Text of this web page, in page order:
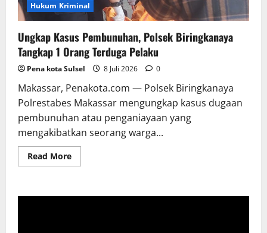
Hukum Kriminal
Ungkap Kasus Pembunuhan, Polsek Biringkanaya
Tangkap 1 Orang Terduga Pelaku
Pena kota Sulsel 8 Juli 2026 0
Makassar, Penakota.com — Polsek Biringkanaya
Polrestabes Makassar mengungkap kasus dugaan
pembunuhan atau penganiayaan yang
mengakibatkan seorang warga...
Read MoreRead
more
Pembunuhan,